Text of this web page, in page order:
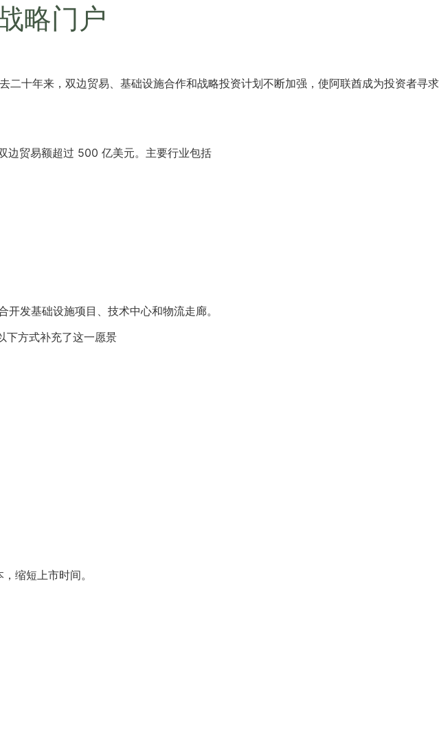
略门户
十年来，双边贸易、基础设施合作和战略投资计划不断加强，使阿联酋成为投资者寻求
边贸易额超过 500 亿美元。主要行业包括
发基础设施项目、技术中心和物流走廊。
下方式补充了这一愿景
缩短上市时间。